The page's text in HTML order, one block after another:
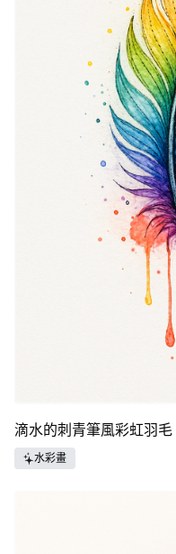
滴水的刺青筆風彩虹羽毛
水彩畫